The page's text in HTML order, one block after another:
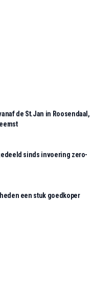
de St.Jan in Roosendaal,
sinds invoering zero-
een stuk goedkoper